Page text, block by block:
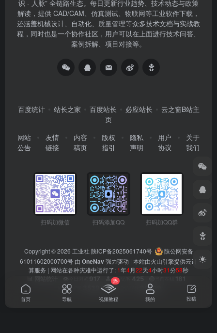
识 - 人脉” 全链路生态。每日更新行业趋势、技术动态与政策
解读，提供 CAD/CAM、仿真测试、物联网等工业软件下载，
还涵盖机械设计、自动化、质量管理等众多技术文档与实战教
程，同时也是一个协作社区，用户可以在上面进行技术问答、
案例拆解、项目对接等。
百度统计 站长之家 百度站长 必应站长
云之窗B站主
页
网站
公告
友情
链接
内容
稿页
版权
指引
隐私
声明
用户
协议
关于
我们
扫码加微信 扫码添加QQ 扫码加QQ群
Copyright © 2026 工业社 陕ICP备2025061740号
陕公网安备
61011602000700号 由 OneNav强力驱动 | 本站由火山引擎提供云计
算服务 | 网站在各种灾难中运行了: 1年4月22天4小时31分58秒
👤今日访客
📊总浏览量 353949 👥 90509
首页 导航 视频教程
热
我的 投稿